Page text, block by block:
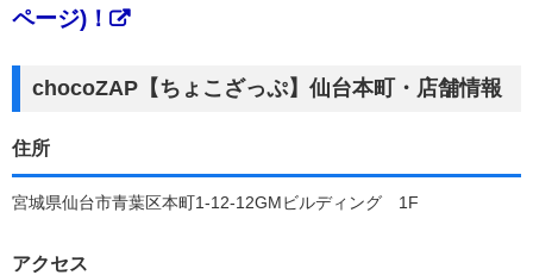
ページ)！
chocoZAP【ちょこざっぷ】仙台本町・店舗情報
住所
宮城県仙台市青葉区本町1-12-12GMビルディング 1F
アクセス